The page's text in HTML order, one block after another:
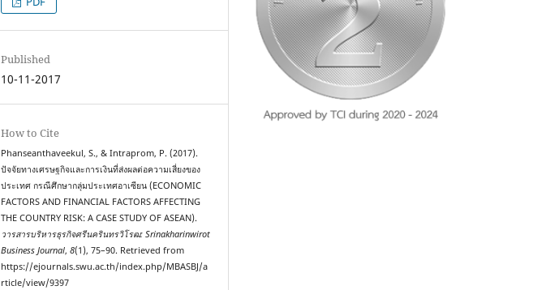
Published
10-11-2017
How to Cite
Phanseanthaveekul, S., & Intraprom, P. (2017).
ปัจจัยทางเศรษฐกิจและการเงินที่ส่งผลต่อความเสี่ยงของ
ประเทศ กรณีศึกษากลุ่มประเทศอาเซียน (ECONOMIC
FACTORS AND FINANCIAL FACTORS AFFECTING
THE COUNTRY RISK: A CASE STUDY OF ASEAN).
วารสารบริหารธุรกิจศรีนครินทรวิโรฒ: Srinakharinwirot
Business Journal,8(1), 75–90. Retrieved from
https://ejournals.swu.ac.th/index.php/MBASBJ/a
rticle/view/9397